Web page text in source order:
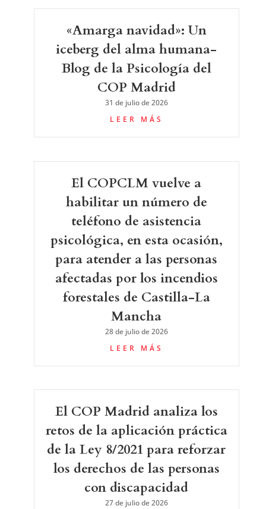
«Amarga navidad»: Un
iceberg del alma humana-
Blog de la Psicología del
COP Madrid
31 de julio de 2026
LEER MÁS
El COPCLM vuelve a
habilitar un número de
teléfono de asistencia
psicológica, en esta ocasión,
para atender a las personas
afectadas por los incendios
forestales de Castilla-La
Mancha
28 de julio de 2026
LEER MÁS
El COP Madrid analiza los
retos de la aplicación práctica
de la Ley 8/2021 para reforzar
los derechos de las personas
con discapacidad
27 de julio de 2026